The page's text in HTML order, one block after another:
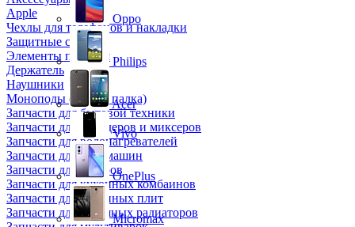
Apple
Чехлы для телефонов и накладки
Защитные стекла
Элементы питания
Держатель
Наушники
Моноподы (Селфи палка)
Запчасти для бытовой техники
Запчасти для блендеров и миксеров
Запчасти для водонагревателей
Запчасти для кофемашин
Запчасти для кулеров
Запчасти для кухонных комбаинов
Запчасти для кухонных плит
Запчасти для масляных радиаторов
Oppo
Philips
Acer
Vivo
OnePlus
Micromax